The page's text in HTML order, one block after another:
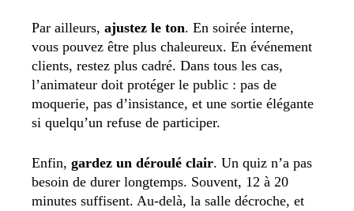
Par ailleurs, ajustez le ton. En soirée interne,
vous pouvez être plus chaleureux. En événement
clients, restez plus cadré. Dans tous les cas,
l’animateur doit protéger le public : pas de
moquerie, pas d’insistance, et une sortie élégante
si quelqu’un refuse de participer.
Enfin, gardez un déroulé clair. Un quiz n’a pas
besoin de durer longtemps. Souvent, 12 à 20
minutes suffisent. Au-delà, la salle décroche, et